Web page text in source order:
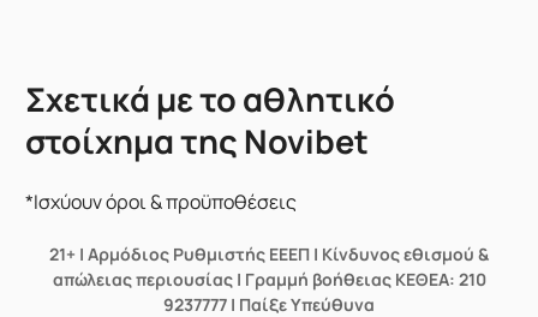
Σχετικά με το αθλητικό
στοίχημα της Novibet
*Ισχύουν όροι & προϋποθέσεις
21+ | Αρμόδιος Ρυθμιστής ΕΕΕΠ | Κίνδυνος εθισμού &
απώλειας περιουσίας | Γραμμή βοήθειας ΚΕΘΕΑ: 210
9237777 | Παίξε Υπεύθυνα